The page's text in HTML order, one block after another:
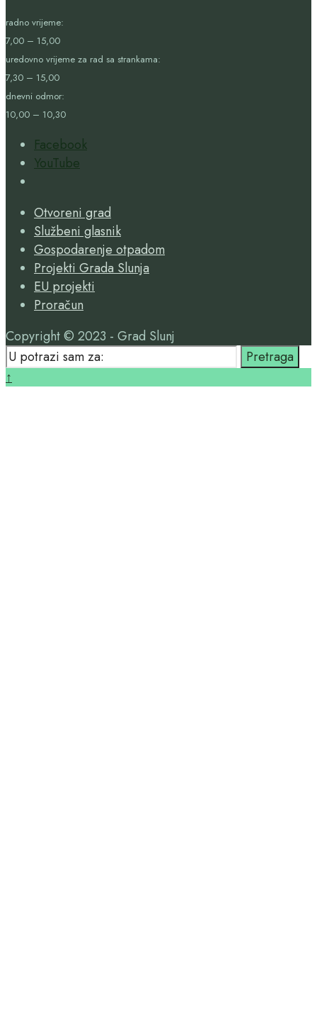
radno vrijeme:
7,00 – 15,00
uredovno vrijeme za rad sa strankama:
7,30 – 15,00
dnevni odmor:
10,00 – 10,30
Facebook
YouTube
Window
Otvoreni grad
Službeni glasnik
Gospodarenje otpadom
Projekti Grada Slunja
EU projekti
Proračun
Copyright © 2023 - Grad Slunj
Search
for:
Pretraga
Close
↑